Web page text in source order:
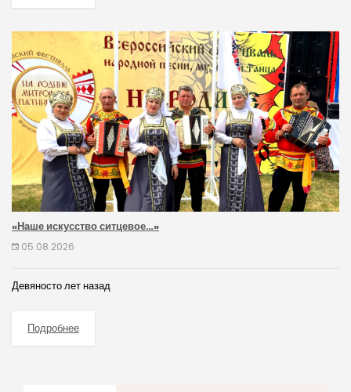
«Наше искусство ситцевое…»
05.08.2026
Девяносто лет назад
Подробнее